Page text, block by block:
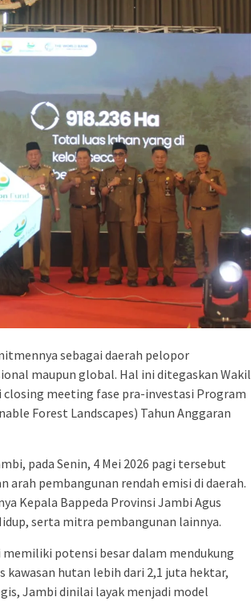
sebagai daerah pelopor
maupun global. Hal ini ditegaskan Wakil
meeting fase pra-investasi Program
Forest Landscapes) Tahun Anggaran
pada Senin, 4 Mei 2026 pagi tersebut
pembangunan rendah emisi di daerah.
Kepala Bappeda Provinsi Jambi Agus
serta mitra pembangunan lainnya.
memiliki potensi besar dalam mendukung
hutan lebih dari 2,1 juta hektar,
Jambi dinilai layak menjadi model